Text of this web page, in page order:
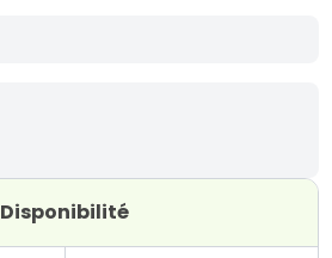
Disponibilité